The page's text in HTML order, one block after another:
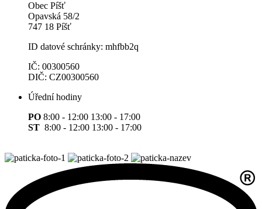
Obec Píšť
Opavská 58/2
747 18 Píšť
ID datové schránky: mhfbb2q
IČ: 00300560
DIČ: CZ00300560
Úřední hodiny
PO 8:00 - 12:00 13:00 - 17:00
ST 8:00 - 12:00 13:00 - 17:00